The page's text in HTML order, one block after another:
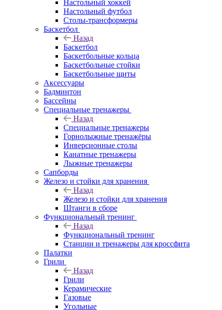
Настольный хоккей
Настольный футбол
Столы-трансформеры
Баскетбол
Назад
Баскетбол
Баскетбольные кольца
Баскетбольные стойки
Баскетбольные щиты
Аксессуары
Бадминтон
Бассейны
Специальные тренажеры
Назад
Специальные тренажеры
Горнолыжные тренажёры
Инверсионные столы
Канатные тренажеры
Лыжные тренажеры
Сапборды
Железо и стойки для хранения
Назад
Железо и стойки для хранения
Штанги в сборе
Функциональный тренинг
Назад
Функциональный тренинг
Станции и тренажеры для кроссфита
Палатки
Грили
Назад
Грили
Керамические
Газовые
Угольные